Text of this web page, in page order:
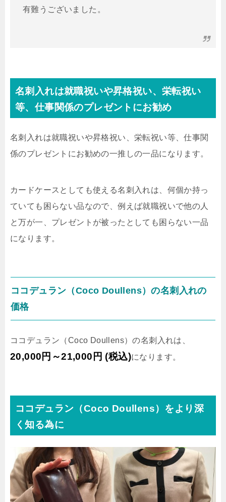
有難うございました。
名刺入れは就職祝いや昇格祝い、栄転祝い
等、仕事関係のプレゼントにお勧め
名刺入れは就職祝いや昇格祝い、栄転祝い等、仕事関
係のプレゼントにお勧めの一推しの一品になります。
カードケースとしても使える名刺入れは、何個か持っ
ていても困らない品なので、例えば就職祝いで他の人
と万が一、プレゼントが被ったとしても困らない一品
になります。
ココデュラン（Coco Doullens）の名刺入れの
価格
ココデュラン（Coco Doullens）の名刺入れは、
20,000円～21,000円 (税込)になります。
ココデュラン（Coco Doullens）をより深
く知る為に